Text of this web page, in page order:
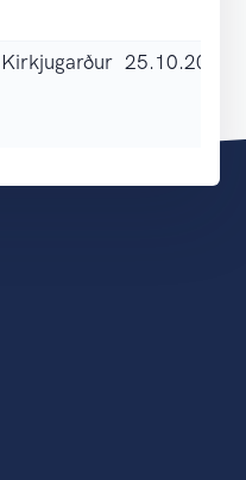
Kirkjugarður 25.10.2023